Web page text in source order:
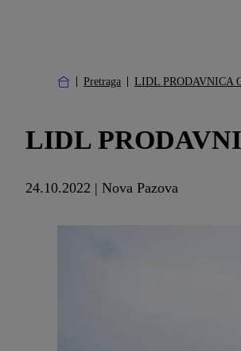
Pretraga LIDL PRODAVNICA
LIDL
24.10.2022 | Nova Pazova